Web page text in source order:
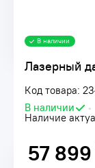
Лазерный
Код товара:
В наличии
•
Наличие
В наличии
57 899 ₸
57